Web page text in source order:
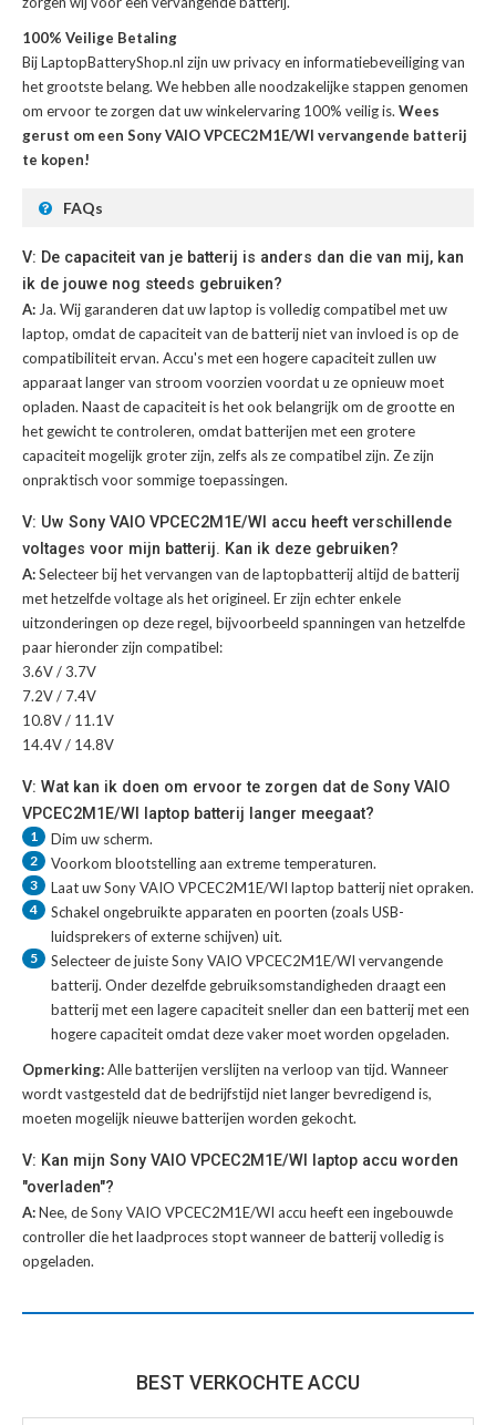
100% Veilige Betaling
Bij LaptopBatteryShop.nl zijn uw privacy en informatiebeveiliging van
het grootste belang. We hebben alle noodzakelijke stappen genomen
om ervoor te zorgen dat uw winkelervaring 100% veilig is. Wees
gerust om een Sony VAIO VPCEC2M1E/WI vervangende batterij
te kopen!
FAQs
V: De capaciteit van je batterij is anders dan die van mij, kan
ik de jouwe nog steeds gebruiken?
A: Ja. Wij garanderen dat uw laptop is volledig compatibel met uw
laptop, omdat de capaciteit van de batterij niet van invloed is op de
compatibiliteit ervan. Accu's met een hogere capaciteit zullen uw
apparaat langer van stroom voorzien voordat u ze opnieuw moet
opladen. Naast de capaciteit is het ook belangrijk om de grootte en
het gewicht te controleren, omdat batterijen met een grotere
capaciteit mogelijk groter zijn, zelfs als ze compatibel zijn. Ze zijn
onpraktisch voor sommige toepassingen.
V: Uw Sony VAIO VPCEC2M1E/WI accu heeft verschillende
voltages voor mijn batterij. Kan ik deze gebruiken?
A:Selecteer bij het vervangen van de laptopbatterij altijd de batterij
met hetzelfde voltage als het origineel. Er zijn echter enkele
uitzonderingen op deze regel, bijvoorbeeld spanningen van hetzelfde
paar hieronder zijn compatibel:
3.6V / 3.7V
7.2V / 7.4V
10.8V / 11.1V
14.4V / 14.8V
V: Wat kan ik doen om ervoor te zorgen dat de Sony VAIO
VPCEC2M1E/WI laptop batterij langer meegaat?
1 Dim uw scherm.
2 Voorkom blootstelling aan extreme temperaturen.
3 Laat uwSony VAIO VPCEC2M1E/WI laptop batterijniet opraken.
4
Schakel ongebruikte apparaten en poorten (zoals USB-
luidsprekers of externe schijven) uit.
5 Selecteer de juisteSony VAIO VPCEC2M1E/WI vervangende
batterij. Onder dezelfde gebruiksomstandigheden draagt een
batterij met een lagere capaciteit sneller dan een batterij met een
hogere capaciteit omdat deze vaker moet worden opgeladen.
Opmerking:Alle batterijen verslijten na verloop van tijd. Wanneer
wordt vastgesteld dat de bedrijfstijd niet langer bevredigend is,
moeten mogelijk nieuwe batterijen worden gekocht.
V: Kan mijn Sony VAIO VPCEC2M1E/WI laptop accu worden
"overladen"?
A:Nee, de Sony VAIO VPCEC2M1E/WI accu heeft een ingebouwde
controller die het laadproces stopt wanneer de batterij volledig is
opgeladen.
BEST VERKOCHTE ACCU